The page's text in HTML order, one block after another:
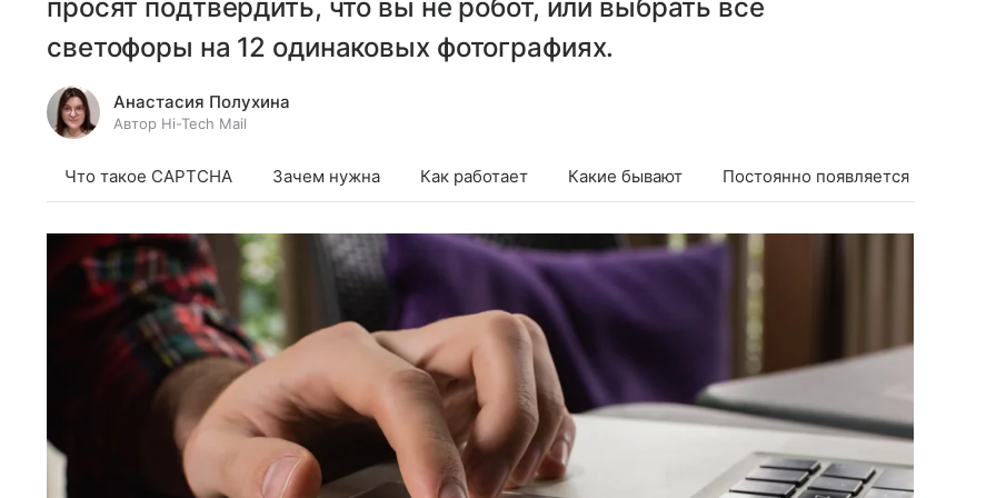
просят подтвердить, что вы не робот, или выбрать все
светофоры на 12 одинаковых фотографиях.
Анастасия Полухина
Автор Hi-Tech Mail
Что такое CAPTCHA Зачем нужна Как работает Какие бывают Постоянно появляется